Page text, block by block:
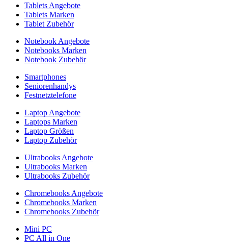
Tablets Angebote
Tablets Marken
Tablet Zubehör
Notebook Angebote
Notebooks Marken
Notebook Zubehör
Smartphones
Seniorenhandys
Festnetztelefone
Laptop Angebote
Laptops Marken
Laptop Größen
Laptop Zubehör
Ultrabooks Angebote
Ultrabooks Marken
Ultrabooks Zubehör
Chromebooks Angebote
Chromebooks Marken
Chromebooks Zubehör
Mini PC
PC All in One